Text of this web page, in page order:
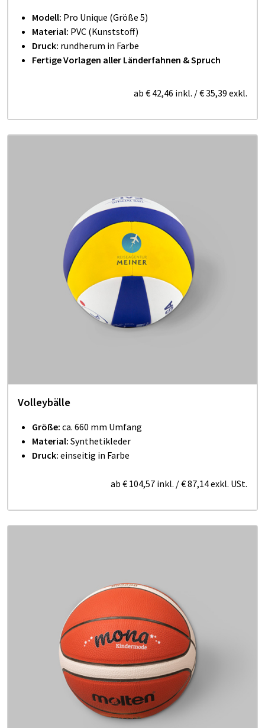
Modell: Pro Unique (Größe 5)
Material: PVC (Kunststoff)
Druck: rundherum in Farbe
Fertige Vorlagen aller Länderfahnen & Spruch
ab € 42,46 inkl. /€ 35,39 exkl.
Volleybälle
Größe: ca. 660 mm Umfang
Material: Synthetikleder
Druck: einseitig in Farbe
ab € 104,57 inkl. /€ 87,14exkl. USt.